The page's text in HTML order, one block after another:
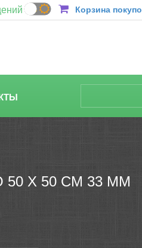
Корзина
50 Х 50 СМ 33 ММ